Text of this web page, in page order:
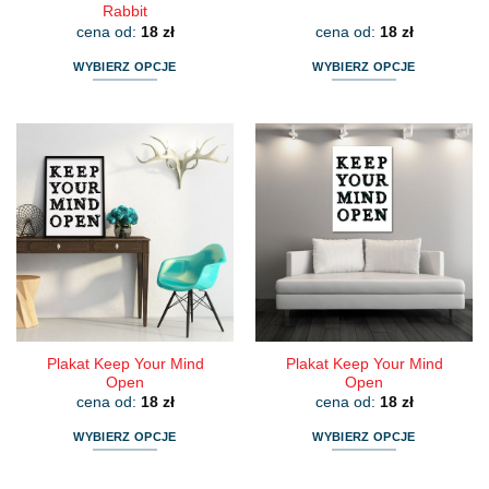
Rabbit
cena od: 18 zł
WYBIERZ OPCJE
wiele
wariantów.
Opcje
można
wybrać
na
stronie
produktu
cena od: 18 zł
WYBIERZ OPCJE
ma
wiele
wariantów.
Opcje
można
wybrać
na
stronie
produktu
Plakat Keep Your Mind
Open
cena od: 18 zł
WYBIERZ OPCJE
Plakat Keep Your Mind
Open
cena od: 18 zł
WYBIERZ OPCJE